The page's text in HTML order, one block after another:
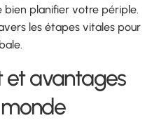
bien planifier votre périple.
les étapes vitales pour
et avantages